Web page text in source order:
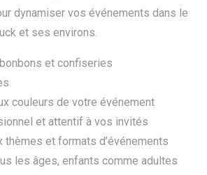
dynamiser vos événements dans le
et ses environs.
et confiseries
couleurs de votre événement
et attentif à vos invités
thèmes et formats d’événements
les âges, enfants comme adultes